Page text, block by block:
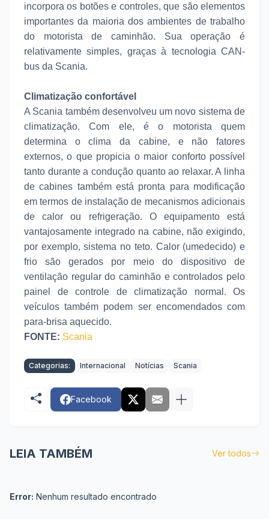
incorpora os botões e controles, que são elementos
importantes da maioria dos ambientes de trabalho
do motorista de caminhão. Sua operação é
relativamente simples, graças à tecnologia CAN-
bus da Scania.
Climatização confortável
A Scania também desenvolveu um novo sistema de
climatização. Com ele, é o motorista quem
determina o clima da cabine, e não fatores
externos, o que propicia o maior conforto possível
tanto durante a condução quanto ao relaxar. A linha
de cabines também está pronta para modificação
em termos de instalação de mecanismos adicionais
de calor ou refrigeração. O equipamento está
vantajosamente integrado na cabine, não exigindo,
por exemplo, sistema no teto. Calor (umedecido) e
frio são gerados por meio do dispositivo de
ventilação regular do caminhão e controlados pelo
painel de controle de climatização normal. Os
veículos também podem ser encomendados com
para-brisa aquecido.
FONTE: Scania
Categorias: Internacional Notícias Scania
Facebook
LEIA TAMBÉM Ver todos
Error: Nenhum resultado encontrado